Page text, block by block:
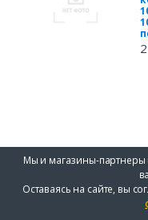
Мы и магазины-партнеры
Оставаясь на сайте, вы